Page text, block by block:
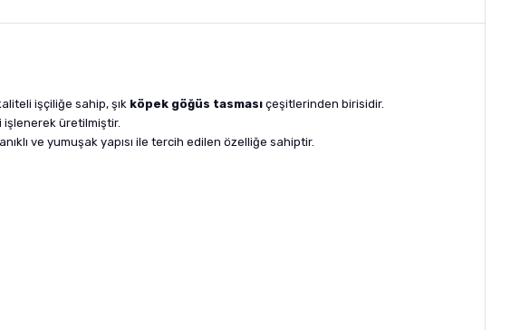
işçiliğe sahip, şık köpek göğüs tasması çeşitlerinden birisidir.
işlenerek üretilmiştir.
ve yumuşak yapısı ile tercih edilen özelliğe sahiptir.